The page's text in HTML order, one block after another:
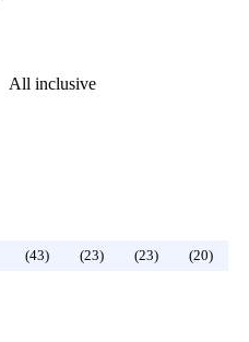
All inclusive
(43) (23) (23)
(20)